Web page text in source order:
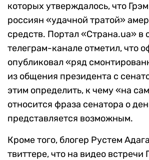
которых утверждалось, что
россиян «удачной тратой»
средств. Портал «Страна.ua» в
телеграм-канале отметил, что
опубликовал «ряд
из общения президента с
этим определить, к чему «на
относится фраза сенатора о
представляется возможным.
Кроме того, блогер Рустем
твиттере, что на видео встречи